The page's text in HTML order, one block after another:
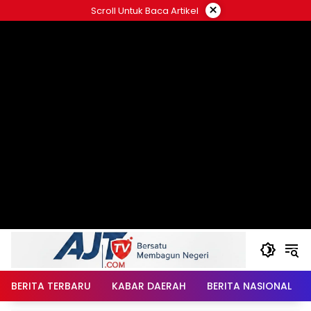
ke
Scroll Untuk Baca Artikel ×
BERITA TERBARU KABAR DAERAH BERITA NASIONAL